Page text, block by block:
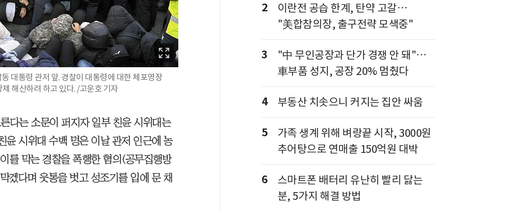
대통령 관저 앞. 경찰이 대통령에 대한 체포영장
해산하려 하고 있다. /고운호 기자
다는 소문이 퍼지자 일부 친윤 시위대는
윤 시위대 수백 명은 이날 관저 인근에 농
를 막는 경찰을 폭행한 혐의(공무집행방
겠다며 웃통을 벗고 성조기를 입에 문 채
2
이란전 공습 한계, 탄약 고갈…
"美합참의장, 출구전략 모색중"
3
"中 무인공장과 단가 경쟁 안 돼"…
車부품 성지, 공장 20% 멈췄다
4 부동산 치솟으니 커지는 집안 싸움
5
가족 생계 위해 벼랑끝 시작, 3000원
추어탕으로 연매출 150억원 대박
6
스마트폰 배터리 유난히 빨리 닳는
분, 5가지 해결 방법